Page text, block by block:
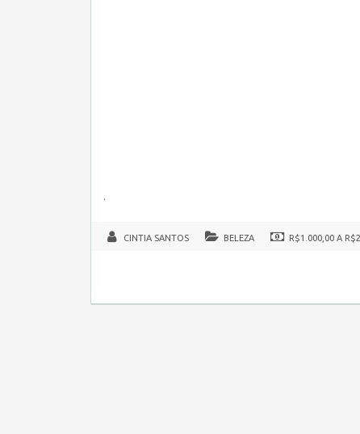
.
CINTIA SANTOS BELEZA R$1.000,00 A